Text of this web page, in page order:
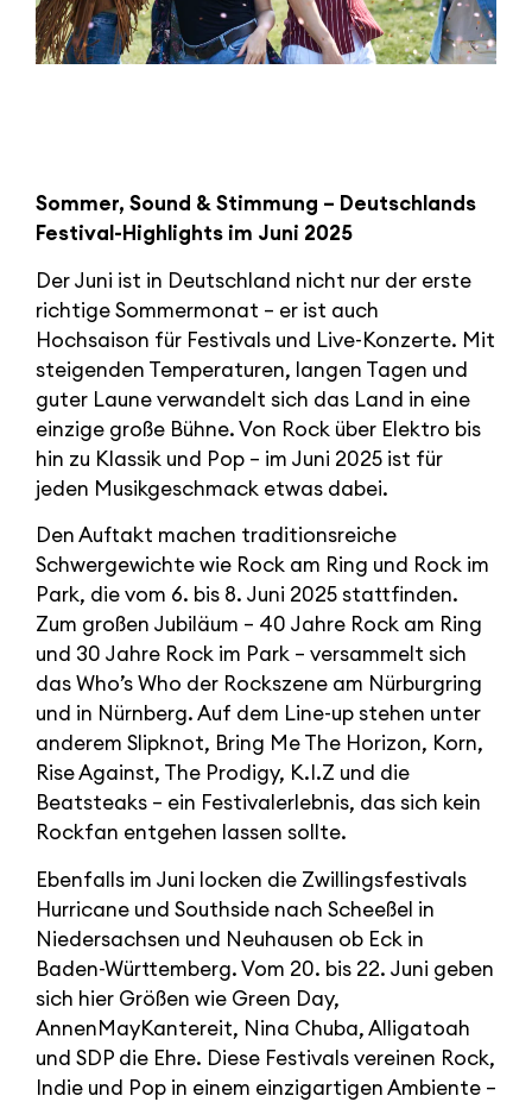
Sommer, Sound & Stimmung – Deutschlands
Festival-Highlights im Juni 2025
Der Juni ist in Deutschland nicht nur der erste
richtige Sommermonat – er ist auch
Hochsaison für Festivals und Live-Konzerte. Mit
steigenden Temperaturen, langen Tagen und
guter Laune verwandelt sich das Land in eine
einzige große Bühne. Von Rock über Elektro bis
hin zu Klassik und Pop – im Juni 2025 ist für
jeden Musikgeschmack etwas dabei.
Den Auftakt machen traditionsreiche
Schwergewichte wie Rock am Ring und Rock im
Park, die vom 6. bis 8. Juni 2025 stattfinden.
Zum großen Jubiläum – 40 Jahre Rock am Ring
und 30 Jahre Rock im Park – versammelt sich
das Who’s Who der Rockszene am Nürburgring
und in Nürnberg. Auf dem Line-up stehen unter
anderem Slipknot, Bring Me The Horizon, Korn,
Rise Against, The Prodigy, K.I.Z und die
Beatsteaks – ein Festivalerlebnis, das sich kein
Rockfan entgehen lassen sollte.
Ebenfalls im Juni locken die Zwillingsfestivals
Hurricane und Southside nach Scheeßel in
Niedersachsen und Neuhausen ob Eck in
Baden-Württemberg. Vom 20. bis 22. Juni geben
sich hier Größen wie Green Day,
AnnenMayKantereit, Nina Chuba, Alligatoah
und SDP die Ehre. Diese Festivals vereinen Rock,
Indie und Pop in einem einzigartigen Ambiente –